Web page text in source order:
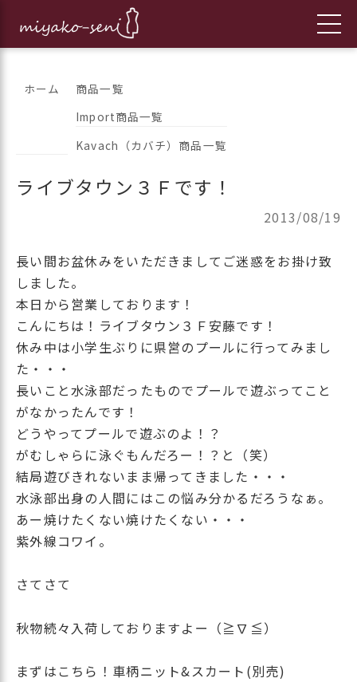
へ
ッ
プ
フランス、イタリア、アメリカ
のインポートファッションとオ
都繊維の日々のニュースをお伝えします
ホーム
商品一覧
Import商品一覧
Kavach（カバチ）商品一覧
ライブタウン３Ｆです！
2013/08/19
長い間お盆休みをいただきましてご迷惑をお掛け致
しました。
本日から営業しております！
こんにちは！ライブタウン３Ｆ安藤です！
休み中は小学生ぶりに県営のプールに行ってみまし
た・・・
長いこと水泳部だったものでプールで遊ぶってこと
がなかったんです！
どうやってプールで遊ぶのよ！？
がむしゃらに泳ぐもんだろー！？と（笑）
結局遊びきれないまま帰ってきました・・・
水泳部出身の人間にはこの悩み分かるだろうなぁ。
あー焼けたくない焼けたくない・・・
紫外線コワイ。
さてさて
秋物続々入荷しておりますよー（≧∇≦）
まずはこちら！車柄ニット&スカート(別売)